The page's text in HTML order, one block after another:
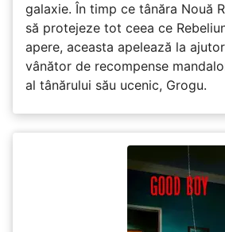
galaxie. În timp ce tânăra Nouă
să protejeze tot ceea ce
apere, aceasta apelează la
vânător de recompense
al tânărului său ucenic, Grogu.